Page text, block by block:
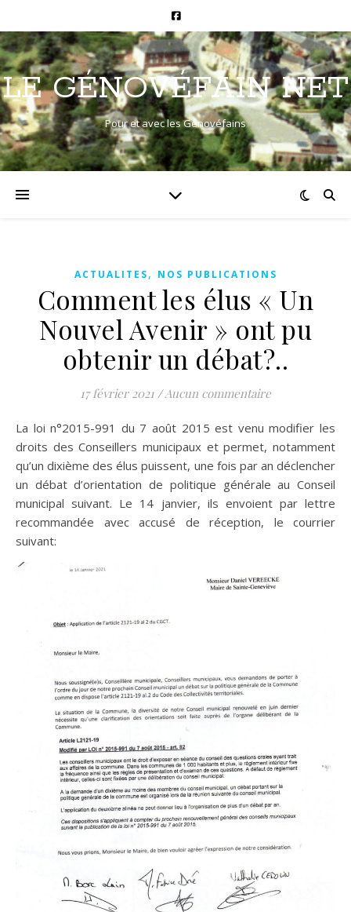
LE GÉNOVÉFAIN NET
Pour et avec les Génovéfains
ACTUALITES, NOS PUBLICATIONS
Comment les élus « Un
Nouvel Avenir » ont pu
obtenir un débat?..
17 février 2021 /Aucun commentaire
La loi n°2015-991 du 7 août 2015 est venu modifier les
droits des Conseillers municipaux et permet, notamment
qu’un dixième des élus puissent, une fois par an déclencher
un débat d’orientation de politique générale au Conseil
municipal suivant. Le 14 janvier, ils envoient par lettre
recommandée avec accusé de réception, le courrier
suivant: